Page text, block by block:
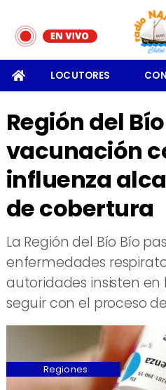
LOCUTORES
Región del
vacunación
influenza
de cobertura
La Región del Bío Bío
enfermedades
autoridades insisten
seguir con el proceso
Regiones